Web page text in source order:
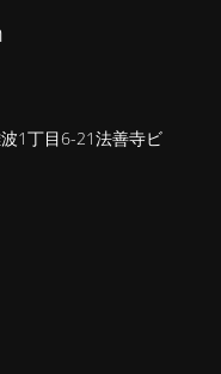
1丁目6-21法善寺ビ